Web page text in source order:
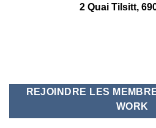
2 Quai Tilsitt,
REJOINDRE LES
WORK